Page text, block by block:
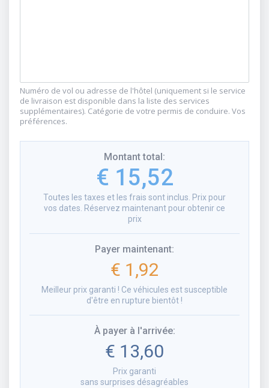
Numéro de vol ou adresse de l'hôtel (uniquement si le service
de livraison est disponible dans la liste des services
supplémentaires). Catégorie de votre permis de conduire. Vos
préférences.
Montant total :
€ 15,52
Toutes les taxes et les frais sont inclus. Prix pour
vos dates. Réservez maintenant pour obtenir ce
prix
Payer maintenant:
€ 1,92
Meilleur prix garanti ! Ce véhicules est susceptible
d'être en rupture bientôt !
À payer à l'arrivée:
€ 13,60
Prix garanti
sans surprises désagréables